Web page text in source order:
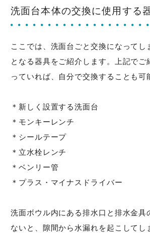
洗面台本体の交換に使用する
ここでは、洗面台ごと交換になってし
となる器具をご紹介します。上記でご
っていれば、自分で交換することも可
＊新しく設置する洗面台
＊モンキーレンチ
＊シールテープ
＊立水栓レンチ
＊ベンリー管
＊プラス・マイナスドライバー
洗面ボウル内にある排水口と排水金具
ないと、隙間から水漏れを起こしてし